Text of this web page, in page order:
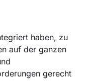
haben, zu
auf der ganzen
gerecht